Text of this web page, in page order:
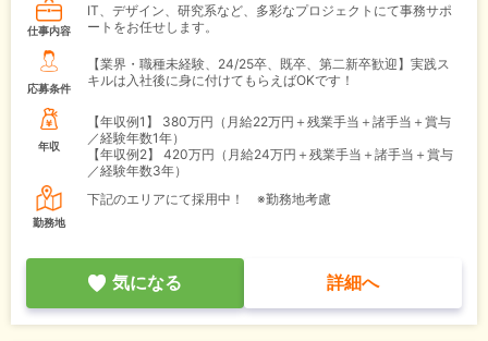
仕事内容
IT、デザイン、研究系など、多彩なプロジェクトにて事務サポ
ートをお任せします。
応募条件
【業界・職種未経験、24/25卒、既卒、第二新卒歓迎】実践ス
キルは入社後に身に付けてもらえばOKです！
年収
【年収例1】
380万円（月給22万円＋残業手当＋諸手当＋賞与
／経験年数1年）
【年収例2】
420万円（月給24万円＋残業手当＋諸手当＋賞与
／経験年数3年）
勤務地
下記のエリアにて採用中！ ※勤務地考慮
気になる 詳細へ